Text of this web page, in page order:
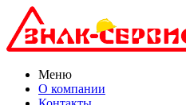
Меню
О компании